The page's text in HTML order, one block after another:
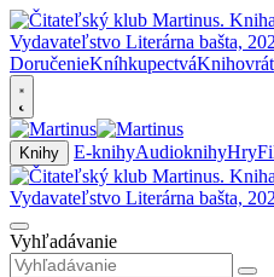
DoručenieKníhkupectvá
Knihy E-knihyAudioknihyHry
Vyhľadávanie